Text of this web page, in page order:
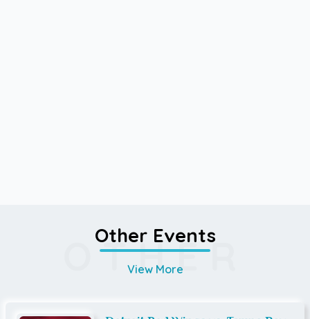
OTHER
Other Events
View More